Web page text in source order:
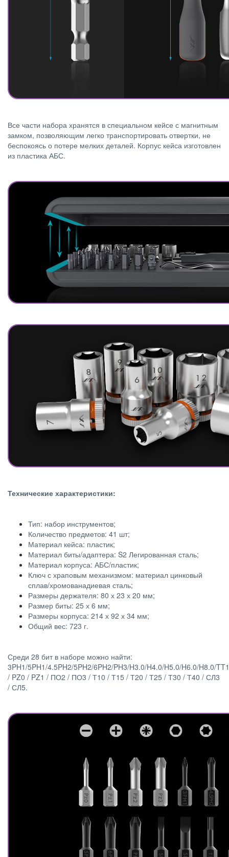
Все части набора хранятся в специальном кейсе с магнитным
замком, позволяющим легко транспортировать отвертки, не
беспокоясь о потере мелких деталей. Корпус кейса изготовлен
из пластика АБС.
Технические характеристики:
Тип: набор инструментов;
Количество предметов: 41 шт;
Материал кейса: пластик;
Материал биты/адаптера: S2 Легированная сталь;
Материал корпуса: АБС/пластик;
Ключ с храповым механизмом: материал цинковый
сплав/хромованадиевая сталь;
Размеры держателя: 80 х 23 х 20 мм;
Размер биты: 25 х 6 мм;
Размеры корпуса: 214 х 92 х 34 мм;
Общий вес: 723 г.
Среди 28 бит в наборе можно найти:
3PH1/5PH1/4.5PH2/5PH2/6PH2/PH3/H3.0/H4.0/H5.0/H6.0/H8.0/
/ PZ0 / PZ1 / ПО2 / ПО3 / Т10 / Т15 / Т20 / Т25 / Т30 / Т40 / СЛ3
/ СЛ5.